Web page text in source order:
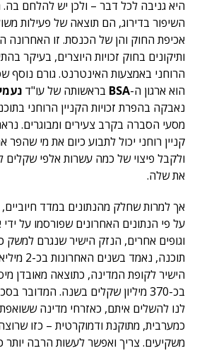
היא גניבה לכל דבר – ולכן יש להלחם בה.
השיפור בדירוג, הם תוצאה של פעילות
אכיפת החוק והן של הכנסת. זו האחרונה
ותיקונים בחוק זכויות היוצרים, בעיקר
הרוחני באמצעות האינטרנט. גורם נוסף
הוא ארגון ה-BSA בראשותה של עו"ד
נאבקה בהפרת זכויות הקניין הרוחני
מסעי הסברה בקרב צעירים ומבוגרים.
קניין רוחני יכול לתבוע כיום את מי שהפר
ולקבל פיצוי של כמה עשרות אלפי
את שלה.
אך למרות שחלק מהנתונים במדד חיוביים,
על פי הנתונים האחרונים שפורסמו על
וגופים אחרים, הנזק הישיר שנגרם למשק
תוכנה,
הישיר לקופת המדינה, כתוצאה מאובדן
בכ-370 מיליון שקלים בשנה. המדובר
לנו להשלים איתם, כאזרחי מדינה
כמערבית, מתוקנת ודמוקרטית – כזו
משקיעים. צריך ואפשר לעשות הרבה יותר